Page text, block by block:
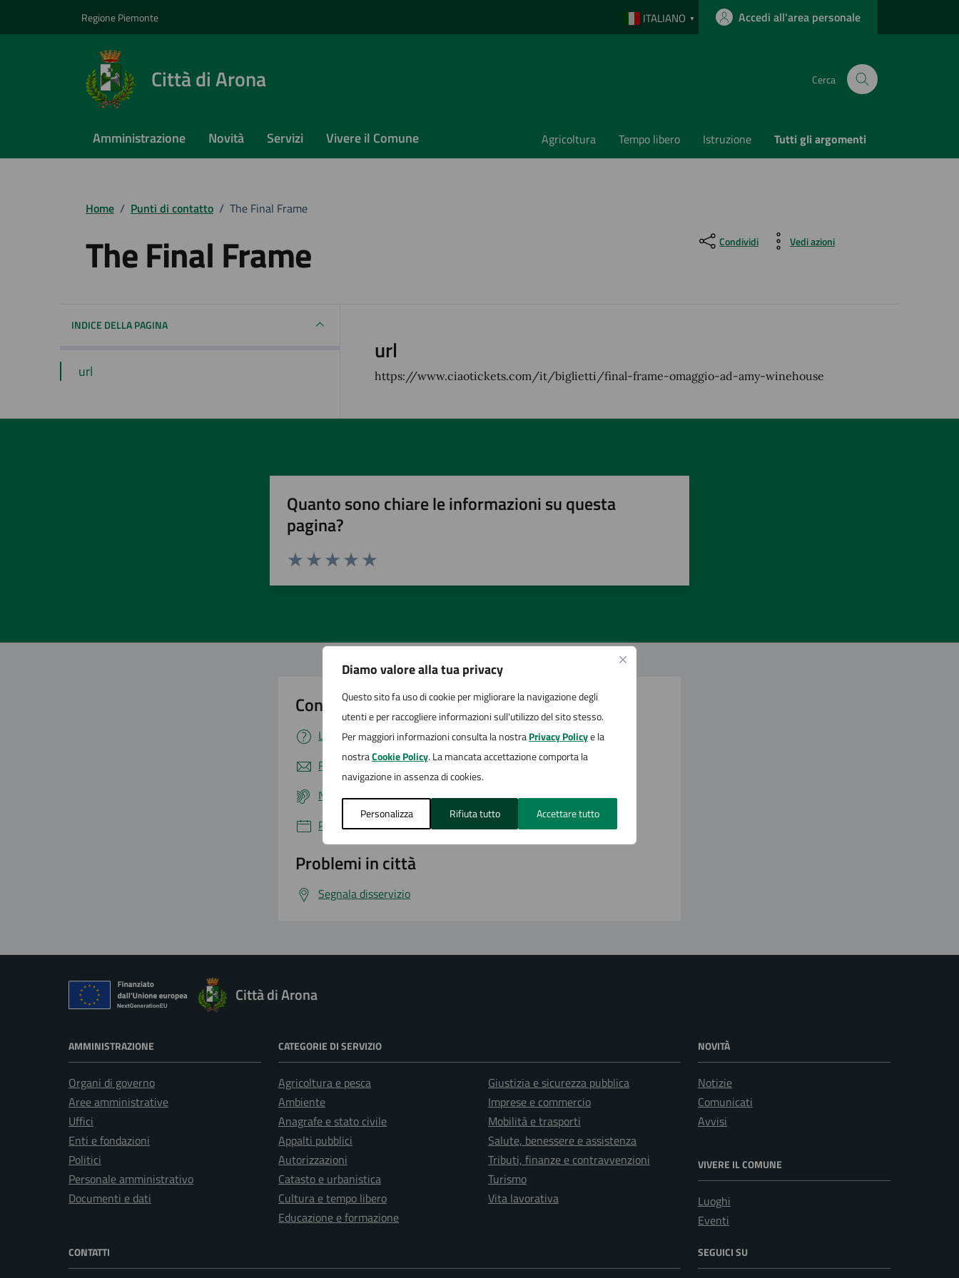
Diamo valore alla tua privacy
Questo sito fa uso di cookie per migliorare la navigazione degli
utenti e per raccogliere informazioni sull'utilizzo del sito stesso.
Per maggiori informazioni consulta la nostraPrivacy Policye la
nostraCookie Policy. La mancata accettazione comporta la
navigazione in assenza di cookies.
Personalizza Rifiuta tutto Accettare tutto
Regione Piemonte ITALIANO ▼ Accedi all'area personale
Città di Arona Cerca
Amministrazione Novità Servizi Vivere il Comune Agricoltura Tempo libero Istruzione Tutti gli argomenti
Home / Punti di contatto / The Final Frame
The Final Frame Condividi Vedi azioni
INDICE DELLA PAGINA
url
url
https://www.ciaotickets.com/it/biglietti/final-frame-omaggio-ad-amy-winehouse
Quanto sono chiare le informazioni su questa
pagina?
Contatta il comune
Leggi le domande frequenti
Richiedi assistenza
Numero verde
Prenota appuntamento
Problemi in città
Segnala disservizio
Città di Arona
AMMINISTRAZIONE
Organi di governo
Aree amministrative
Uffici
Enti e fondazioni
Politici
Personale amministrativo
Documenti e dati
CATEGORIE DI SERVIZIO
Agricoltura e pesca
Ambiente
Anagrafe e stato civile
Appalti pubblici
Autorizzazioni
Catasto e urbanistica
Cultura e tempo libero
Educazione e formazione
Giustizia e sicurezza pubblica
Imprese e commercio
Mobilità e trasporti
Salute, benessere e assistenza
Tributi, finanze e contravvenzioni
Turismo
Vita lavorativa
NOVITÀ
Notizie
Comunicati
Avvisi
VIVERE IL COMUNE
Luoghi
Eventi
CONTATTI SEGUICI SU